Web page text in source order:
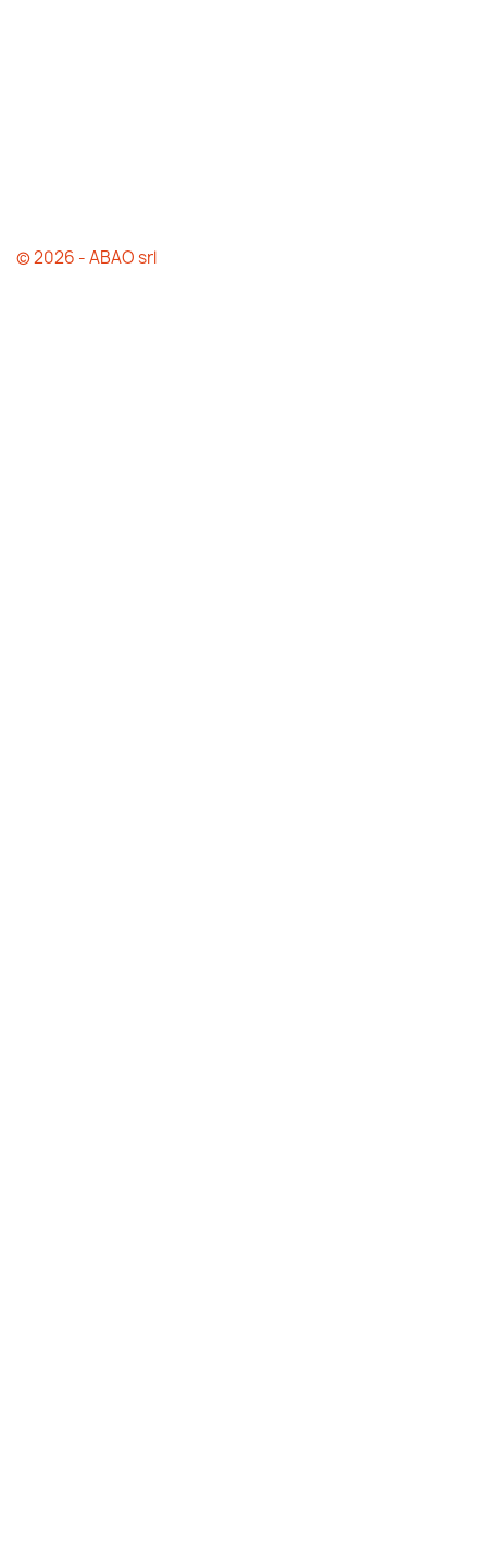
© 2026 - ABAO srl